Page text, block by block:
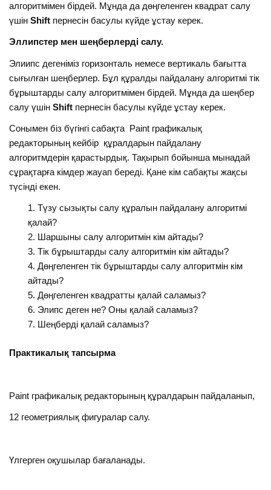
алгоритмімен бірдей. Мұнда да дөңгеленген квадрат салу
үшінShift пернесін басулы күйде ұстау керек.
Эллипстер мен шеңберлерді салу.
Элиипс дегеніміз горизонталь немесе вертикаль бағытта
сығылған шеңберлер. Бұл құралды пайдалану алгоритмі тік
бұрыштарды салу алгоритмімен бірдей. Мұнда да шеңбер
салу үшінShift пернесін басулы күйде ұстау керек.
Сонымен біз бүгінгі сабақта Paint графикалық
редакторының кейбір құралдарын пайдалану
алгоритмдерін қарастырдық. Тақырып бойынша мынадай
сұрақтарға кімдер жауап береді. Қане кім сабақты жақсы
түсінді екен.
Түзу сызықты салу құралын пайдалану алгоритмі
қалай?
Шаршыны салу алгоритмін кім айтады?
Тік бұрыштарды салу алгоритмін кім айтады?
Дөңгеленген тік бұрыштарды салу алгоритмін кім
айтады?
Дөңгеленген квадратты қалай саламыз?
Элипс деген не? Оны қалай саламыз?
Шеңберді қалай саламыз?
Практикалық тапсырма
Paint графикалық редакторының құралдарын пайдаланып,
12 геометриялық фигуралар салу.
Үлгерген оқушылар бағаланады.